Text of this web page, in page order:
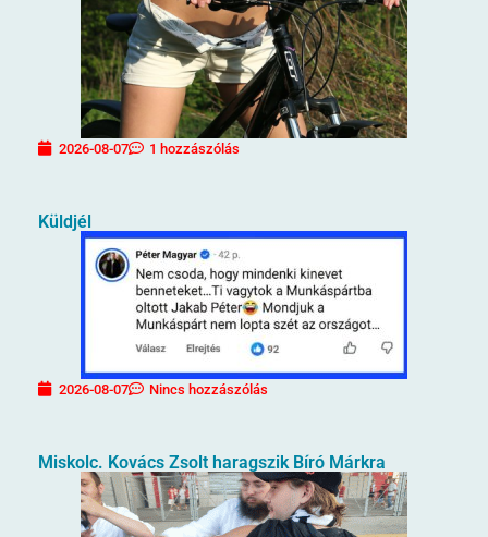
2026-08-07 1 hozzászólás
Küldjél
2026-08-07 Nincs hozzászólás
Miskolc. Kovács Zsolt haragszik Bíró Márkra